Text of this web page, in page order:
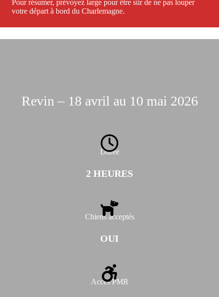
Pour résumer, prévoyez large pour être sûr de ne pas louper
votre départ à bord du Charlemagne.
Revin – 18 avril au 10 mai 2026
Durée
2 HEURES
Chiens acceptés
OUI
Accès PMR